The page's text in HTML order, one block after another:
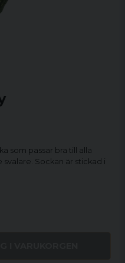
som passar bra till alla
Sockan är stickad i